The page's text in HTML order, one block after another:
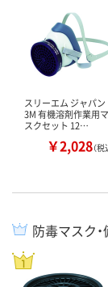
スリーエム ジャパン
3M 有機溶剤作業用マ
スクセット 12…
￥2,028（税
防毒マスク